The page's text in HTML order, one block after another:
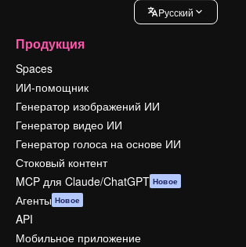
Pусский
Продукция
Spaces
ИИ-помощник
Генератор изображений ИИ
Генератор видео ИИ
Генератор голоса на основе ИИ
Стоковый контент
MCP для Claude/ChatGPT Новое
Агенты Новое
API
Мобильное приложение